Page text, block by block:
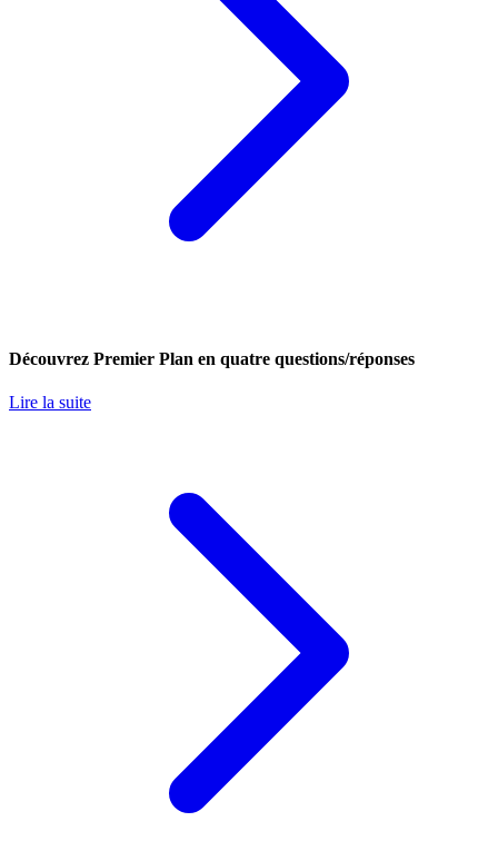
Découvrez Premier Plan en quatre questions/réponses
Lire la suite